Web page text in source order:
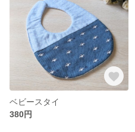
ベビースタイ
380円